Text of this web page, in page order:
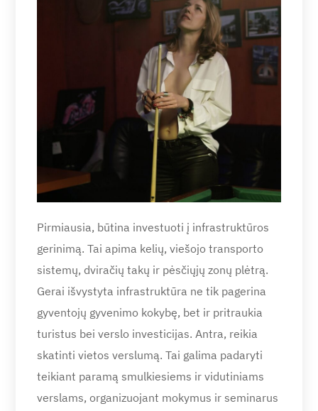
Pirmiausia, būtina investuoti į infrastruktūros
gerinimą. Tai apima kelių, viešojo transporto
sistemų, dviračių takų ir pėsčiųjų zonų plėtrą.
Gerai išvystyta infrastruktūra ne tik pagerina
gyventojų gyvenimo kokybę, bet ir pritraukia
turistus bei verslo investicijas. Antra, reikia
skatinti vietos verslumą. Tai galima padaryti
teikiant paramą smulkiesiems ir vidutiniams
verslams, organizuojant mokymus ir seminarus